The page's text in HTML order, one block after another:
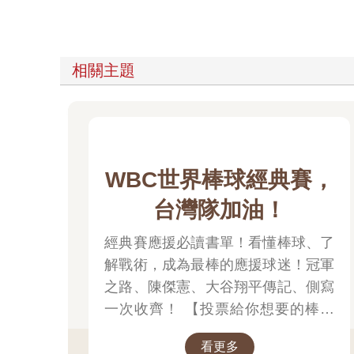
相關主題
WBC世界棒球經典賽，
台灣隊加油！
經典賽應援必讀書單！看懂棒球、了
解戰術，成為最棒的應援球迷！冠軍
之路、陳傑憲、大谷翔平傳記、側寫
一次收齊！ 【投票給你想要的棒球
書，抽共5000點金幣】進入棒球書
看更多